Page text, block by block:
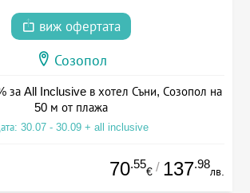
виж офертата
Созопол
за All Inclusive в хотел Съни, Созопол на
50 м от плажа
30.07 - 30.09 + all inclusive
70.55
€ / 137.98
лв.